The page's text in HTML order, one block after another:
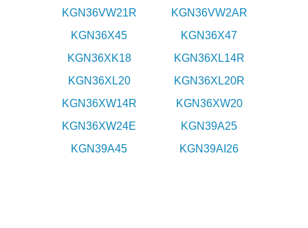
KGN36VW21R
KGN36VW2AR
KGN36X45
KGN36X47
KGN36XK18
KGN36XL14R
KGN36XL20
KGN36XL20R
KGN36XW14R
KGN36XW20
KGN36XW24E
KGN39A25
KGN39A45
KGN39AI26